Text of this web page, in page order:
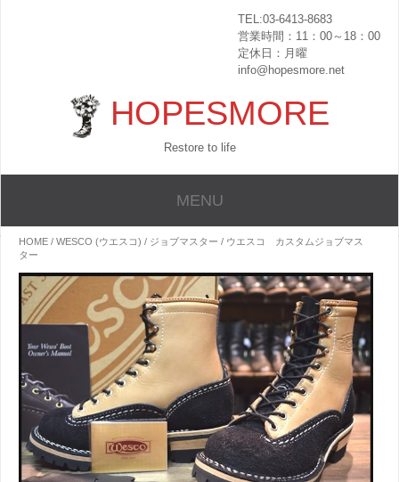
TEL:03-6413-8683
営業時間：11：00～18：00
定休日：月曜
info@hopesmore.net
HOPESMORE
Restore to life
MENU
HOME / WESCO (ウエスコ) / ジョブマスター / ウエスコ カスタムジョブマス
ター